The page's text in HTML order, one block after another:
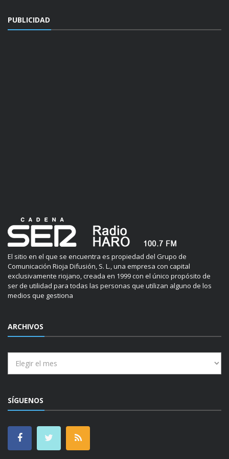
PUBLICIDAD
El sitio en el que se encuentra es propiedad del Grupo de
Comunicación Rioja Difusión, S. L., una empresa con capital
exclusivamente riojano, creada en 1999 con el único propósito de
ser de utilidad para todas las personas que utilizan alguno de los
medios que gestiona
ARCHIVOS
SÍGUENOS